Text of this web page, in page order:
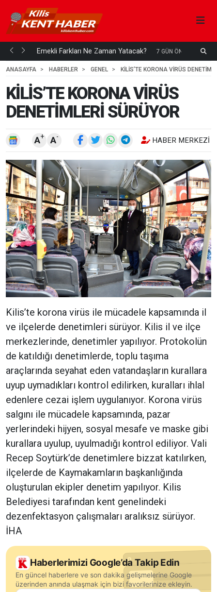
mi... Emekli Farkları Ne Zaman Yatacak? 7 GÜN ÖNCE
ANASAYFA
HABERLER GENEL KİLİS’TE KORONA VİRÜS
KİLİS’TE KORONA VİRÜS
DENETİMLERİ SÜRÜYOR
A+ A- HABER MERKEZI
Kilis’te korona virüs ile mücadele kapsamında il
ve ilçelerde denetimleri sürüyor. Kilis il ve ilçe
merkezlerinde, denetimler yapılıyor. Protokolün
de katıldığı denetimlerde, toplu taşıma
araçlarında seyahat eden vatandaşların kurallara
uyup uymadıkları kontrol edilirken, kuralları ihlal
edenlere cezai işlem uygulanıyor. Korona virüs
salgını ile mücadele kapsamında, pazar
yerlerindeki hijyen, sosyal mesafe ve maske gibi
kurallara uyulup, uyulmadığı kontrol ediliyor. Vali
Recep Soytürk’de denetimlere bizzat katılırken,
ilçelerde de Kaymakamların başkanlığında
oluşturulan ekipler denetim yapılıyor. Kilis
Belediyesi tarafından kent genelindeki
dezenfektasyon çalışmaları aralıksız sürüyor.
İHA
Haberlerimizi Google’da Takip Edin
En güncel haberlere ve son dakika gelişmelerine Google
üzerinden anında ulaşmak için bizi favorilerinize ekleyin.